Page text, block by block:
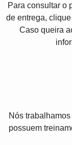
Para consultar o
de entrega,
Caso queira
Nós
possuem